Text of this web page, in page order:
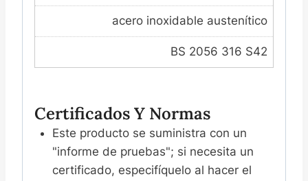
acero inoxidable austenítico
BS 2056 316 S42
Certificados Y Normas
Este producto se suministra con un
"informe de pruebas"; si necesita un
certificado, especifíquelo al hacer el